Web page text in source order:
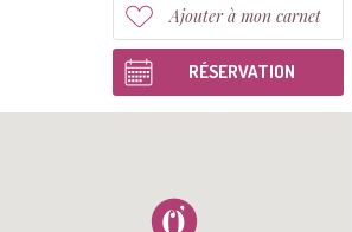
Ajouter à mon carnet
RÉSERVATION